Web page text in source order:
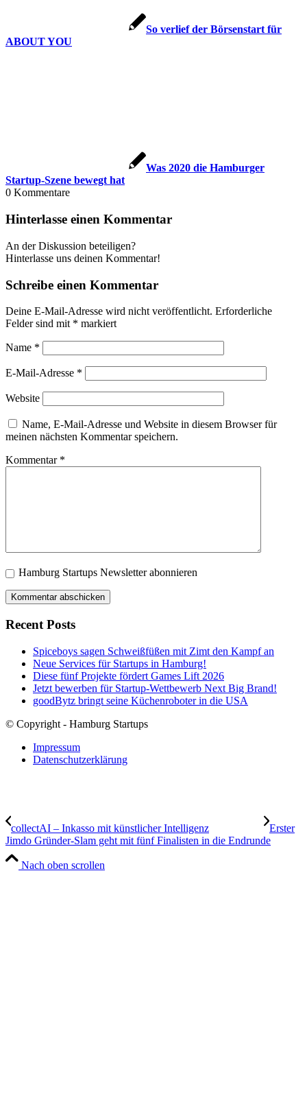
So verlief der Börsenstart für
ABOUT YOU
Was 2020 die Hamburger
Startup-Szene bewegt hat
0 Kommentare
Hinterlasse einen Kommentar
An der Diskussion beteiligen?
Hinterlasse uns deinen Kommentar!
Schreibe einen Kommentar
Deine E-Mail-Adresse wird nicht veröffentlicht. Erforderliche
Felder sind mit * markiert
Name *
E-Mail-Adresse *
Website
Name, E-Mail-Adresse und Website in diesem Browser für
meinen nächsten Kommentar speichern.
Kommentar *
Hamburg Startups Newsletter abonnieren
Recent Posts
Spiceboys sagen Schweißfüßen mit Zimt den Kampf an
Neue Services für Startups in Hamburg!
Diese fünf Projekte fördert Games Lift 2026
Jetzt bewerben für Startup-Wettbewerb Next Big Brand!
goodBytz bringt seine Küchenroboter in die USA
© Copyright - Hamburg Startups
Impressum
Datenschutzerklärung
collectAI – Inkasso mit künstlicher Intelligenz
Erster
Jimdo Gründer-Slam geht mit fünf Finalisten in die Endrunde
Nach oben scrollen